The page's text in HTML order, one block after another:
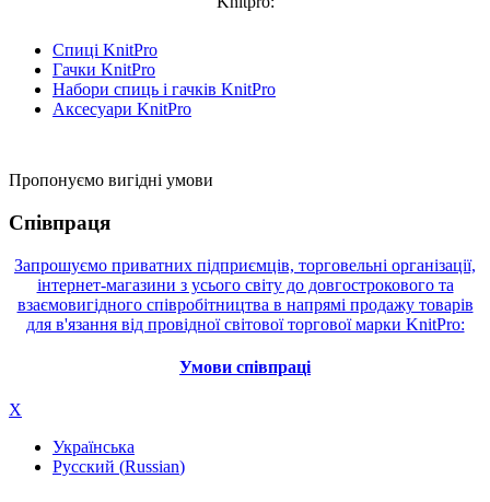
Спиці KnitPro
Гачки KnitPro
Набори спиць і гачків KnitPro
Аксесуари KnitPro
Пропонуємо вигідні умови
Співпраця
Запрошуємо приватних підприємців, торговельні організації,
інтернет-магазини з усього світу до довгострокового та
взаємовигідного співробітництва в напрямі продажу товарів
для в'язання від провідної світової торгової марки KnitPro:
Умови співпраці
X
Українська
Русский (Russian)